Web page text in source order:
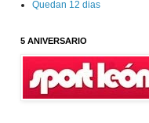
Quedan 12 dias
5 ANIVERSARIO